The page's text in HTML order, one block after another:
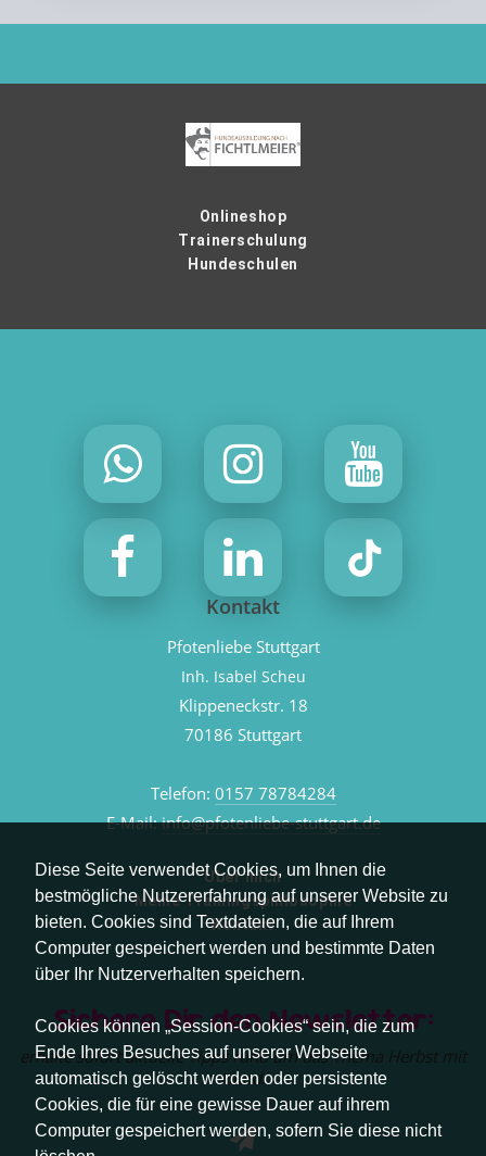
Diese Seite verwendet Cookies, um Ihnen die
bestmögliche Nutzererfahrung auf unserer Website zu
bieten. Cookies sind Textdateien, die auf Ihrem
Computer gespeichert werden und bestimmte Daten
über Ihr Nutzerverhalten speichern.
Cookies können „Session-Cookies“ sein, die zum
Ende Ihres Besuches auf unserer Webseite
automatisch gelöscht werden oder persistente
Cookies, die für eine gewisse Dauer auf ihrem
Computer gespeichert werden, sofern Sie diese nicht
Onlineshop
Trainerschulung
Hundeschulen
Kontakt
Pfotenliebe Stuttgart
Inh. Isabel Scheu
Klippeneckstr. 18
70186 Stuttgart
Telefon: 0157 78784284
E-Mail:info@pfotenliebe-stuttgart.de
Über mich
Meine Trainingsphilosophie
Kontakt
Sichere Dir den Newsletter:
erhalte sofort aktuelle Tipps rund um das Thema Herbst mit
Hund.